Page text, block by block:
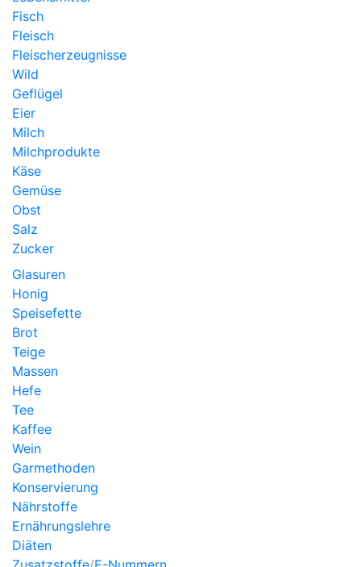
Fisch
Fleisch
Fleischerzeugnisse
Wild
Geflügel
Eier
Milch
Milchprodukte
Käse
Gemüse
Obst
Salz
Zucker
Glasuren
Honig
Speisefette
Brot
Teige
Massen
Hefe
Tee
Kaffee
Wein
Garmethoden
Konservierung
Nährstoffe
Ernährungslehre
Diäten